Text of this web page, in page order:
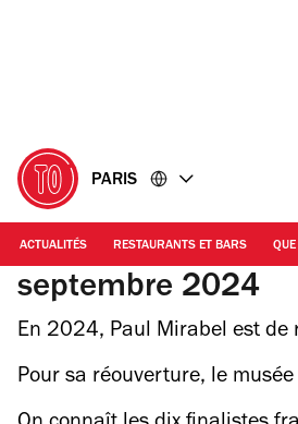
PARIS
ACTUALITÉS RESTAURANTS ET BARS
septembre 2024
En 2024, Paul Mirabel est de
pour vous parler d’amour
Pour sa réouverture, le
expose les chefs-d’œuvre de